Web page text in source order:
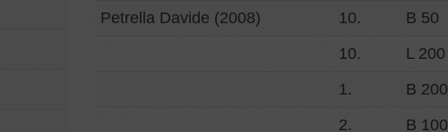
Petrella Davide (2008) 10. B 50
10.
L 200
1.
B 200
2.
B 100